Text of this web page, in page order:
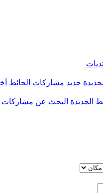
جديد مشاركات الحائط
الجديدة البحث عن